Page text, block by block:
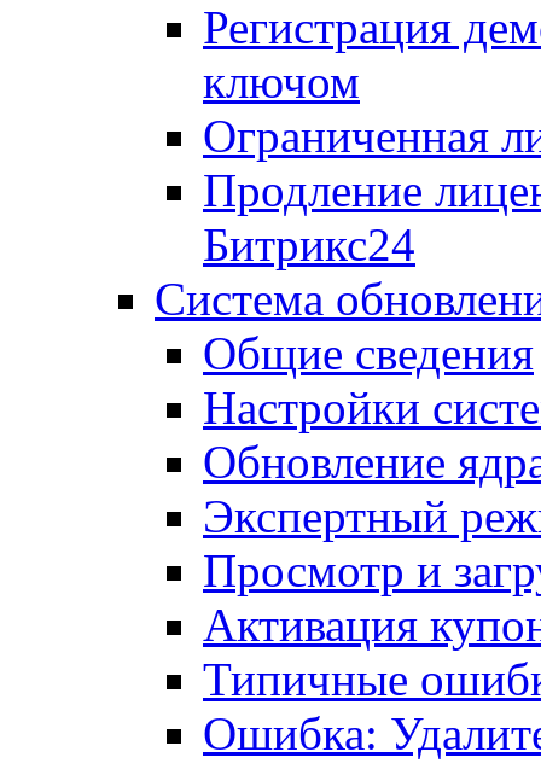
Регистрация
ключом
Ограниченная
Продление
Битрикс24
Система
Общие сведения
Настройки
Обновление
Экспертный
Просмотр и
Активация
Типичные
Ошибка: